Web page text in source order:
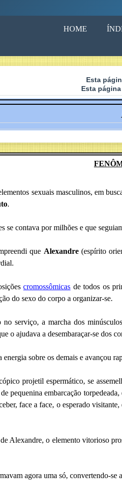
HOME
Esta
Esta
sexuais masculinos, em
.
se contava por milhões e que
que Alexandre(espírito
cromossômicas de todos os
do sexo do corpo a organizar-se.
no serviço, a marcha dos
o ajudava a desembaraçar-se dos
sobre os demais e avançou
projetil espermático, se
pequenina embarcação
face a face, o esperado
Alexandre, o elemento vitorioso
agora uma só, convertendo-se